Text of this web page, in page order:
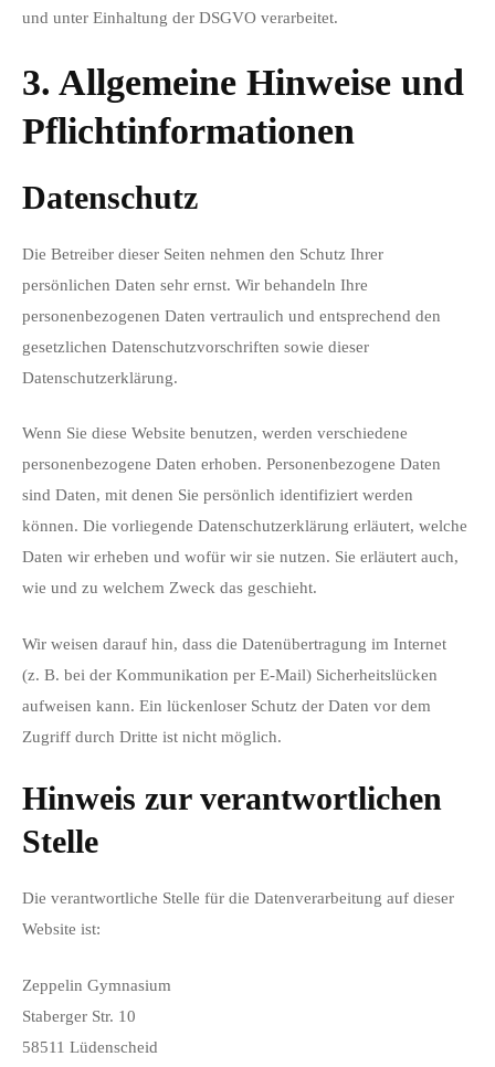
und unter Einhaltung der DSGVO verarbeitet.
3. Allgemeine Hinweise und
Pflicht­informationen
Datenschutz
Die Betreiber dieser Seiten nehmen den Schutz Ihrer
persönlichen Daten sehr ernst. Wir behandeln Ihre
personenbezogenen Daten vertraulich und entsprechend den
gesetzlichen Datenschutzvorschriften sowie dieser
Datenschutzerklärung.
Wenn Sie diese Website benutzen, werden verschiedene
personenbezogene Daten erhoben. Personenbezogene Daten
sind Daten, mit denen Sie persönlich identifiziert werden
können. Die vorliegende Datenschutzerklärung erläutert, welche
Daten wir erheben und wofür wir sie nutzen. Sie erläutert auch,
wie und zu welchem Zweck das geschieht.
Wir weisen darauf hin, dass die Datenübertragung im Internet
(z. B. bei der Kommunikation per E-Mail) Sicherheitslücken
aufweisen kann. Ein lückenloser Schutz der Daten vor dem
Zugriff durch Dritte ist nicht möglich.
Hinweis zur verantwortlichen
Stelle
Die verantwortliche Stelle für die Datenverarbeitung auf dieser
Website ist:
Zeppelin Gymnasium
Staberger Str. 10
58511 Lüdenscheid